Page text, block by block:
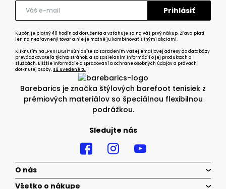
Barebarics je značka štýlových barefoot tenisiek z
prémiových materiálov so špeciálnou flexibilnou
podrážkou.
Sledujte nás
Kupón je platný 48 hodín od doručenia a vzťahuje sa na váš prvý nákup. Zľava platí
len na nezľavnený tovar a nie je možné ju kombinovať s inými akciami.
Kliknutím na „PRIHLÁSIŤ“ súhlasíte so zaradením Vašej emailovej adresy do databázy
prevádzkovateľa týchto stránok, a so zasielaním informácií o jej produktoch a
službách. Bližšie informácie o spracovaní a ochrane osobných údajov a právach
dotknutej osoby, sú uvedené tu
O nás
Všetko o nákupe